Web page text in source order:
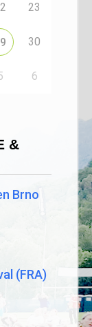
23
30
6
&
Brno
(FRA)